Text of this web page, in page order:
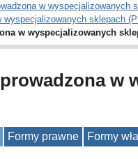
w wyspecjalizowanych
sklepach
w wyspecjalizowanych
w
Formy prawne Formy